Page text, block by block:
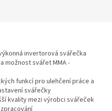
invertorová svářečka
možnost svářet MMA -
funkcí pro ulehčení práce a
svářečky
kvality mezi výrobci svářeček